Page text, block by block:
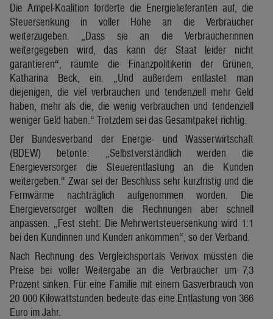
Die Ampel-Koalition forderte die Energielieferanten auf, die
Steuersenkung in voller Höhe an die Verbraucher
weiterzugeben. „Dass sie an die Verbraucherinnen
weitergegeben wird, das kann der Staat leider nicht
garantieren“, räumte die Finanzpolitikerin der Grünen,
Katharina Beck, ein. „Und außerdem entlastet man
diejenigen, die viel verbrauchen und tendenziell mehr Geld
haben, mehr als die, die wenig verbrauchen und tendenziell
weniger Geld haben.“ Trotzdem sei das Gesamtpaket richtig.
Der Bundesverband der Energie- und Wasserwirtschaft
(BDEW) betonte: „Selbstverständlich werden die
Energieversorger die Steuerentlastung an die Kunden
weitergeben.“ Zwar sei der Beschluss sehr kurzfristig und die
Fernwärme nachträglich aufgenommen worden. Die
Energieversorger wollten die Rechnungen aber schnell
anpassen. „Fest steht: Die Mehrwertsteuersenkung wird 1:1
bei den Kundinnen und Kunden ankommen“, so der Verband.
Nach Rechnung des Vergleichsportals Verivox müssten die
Preise bei voller Weitergabe an die Verbraucher um 7,3
Prozent sinken. Für eine Familie mit einem Gasverbrauch von
20 000 Kilowattstunden bedeute das eine Entlastung von 366
Euro im Jahr.